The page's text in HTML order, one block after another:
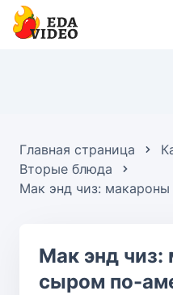
Главная страница
Вторые блюда
Мак энд чиз:
Мак энд чиз:
сыром по-